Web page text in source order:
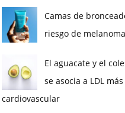
Camas de
riesgo de
El aguacate y el
se asocia a LDL
cardiovascular